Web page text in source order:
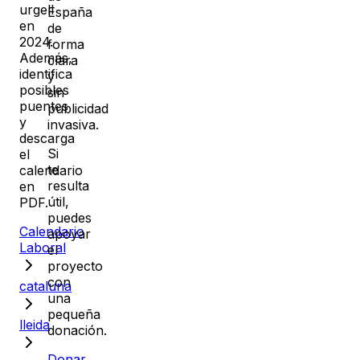
urgell
en
2024.
Además,
identifica
posibles
puentes
y
descarga
el
calendario
en
PDF.
Calendario
Laboral
cataluna
lleida
España
de
forma
clara
y
sin
publicidad
invasiva.
Si
te
resulta
útil,
puedes
apoyar
el
proyecto
con
una
pequeña
donación.